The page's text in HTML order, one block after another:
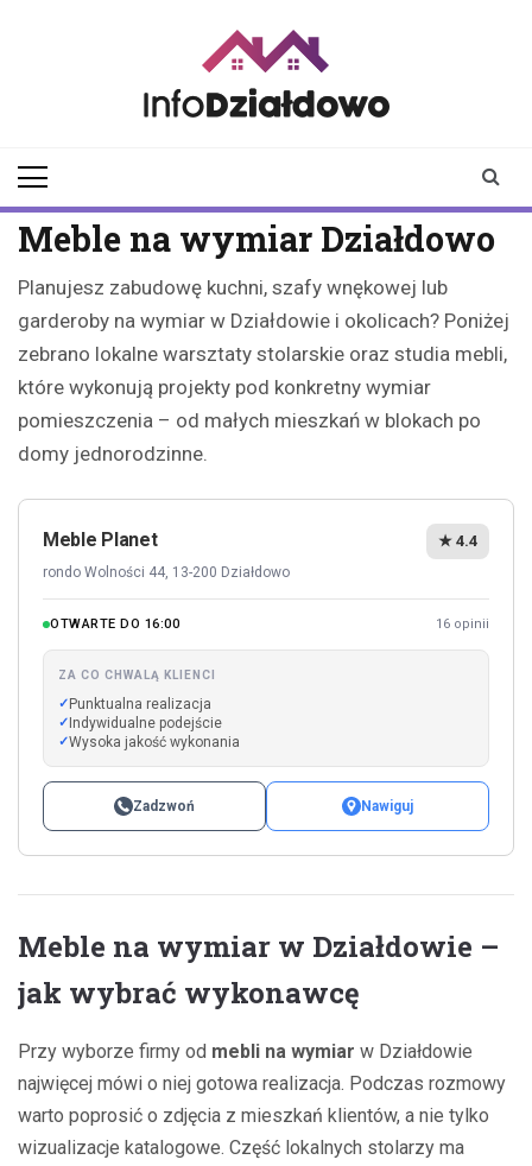
Meble na wymiar Działdowo
Planujesz zabudowę kuchni, szafy wnękowej lub
garderoby na wymiar w Działdowie i okolicach? Poniżej
zebrano lokalne warsztaty stolarskie oraz studia mebli,
które wykonują projekty pod konkretny wymiar
pomieszczenia – od małych mieszkań w blokach po
domy jednorodzinne.
Meble Planet
rondo Wolności 44, 13-200 Działdowo
★ 4.4
OTWARTE DO 16:00 16 opinii
ZA CO CHWALĄ KLIENCI
Punktualna realizacja
Indywidualne podejście
Wysoka jakość wykonania
Zadzwoń Nawiguj
Meble na wymiar w Działdowie –
jak wybrać wykonawcę
Przy wyborze firmy od mebli na wymiar w Działdowie
najwięcej mówi o niej gotowa realizacja. Podczas rozmowy
warto poprosić o zdjęcia z mieszkań klientów, a nie tylko
wizualizacje katalogowe. Część lokalnych stolarzy ma